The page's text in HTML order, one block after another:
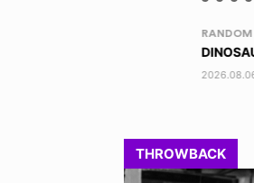
DINOSAUR JR.
THROWBACK